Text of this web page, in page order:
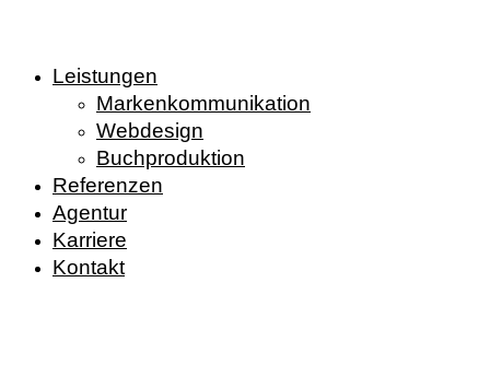
Leistungen
Markenkommunikation
Webdesign
Buchproduktion
Referenzen
Agentur
Karriere
Kontakt